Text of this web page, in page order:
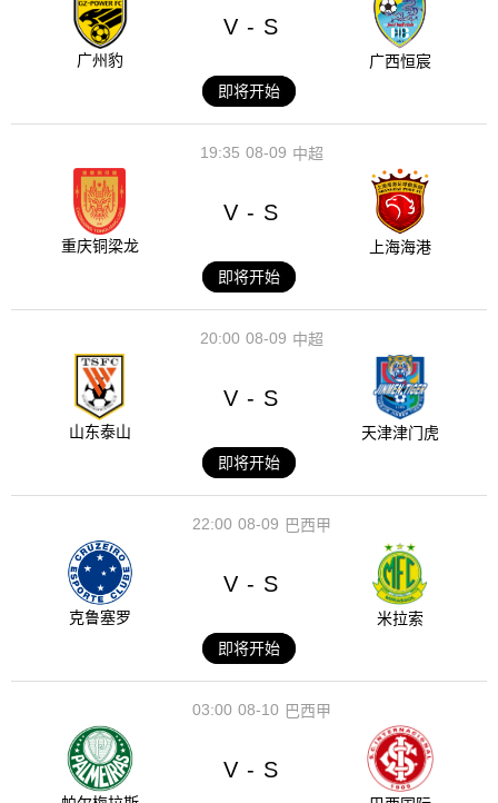
广州豹
V - S
广西恒宸
即将开始
08-09
19:35 中超
重庆铜梁龙
V - S
上海海港
即将开始
08-09
20:00 中超
山东泰山
V - S
天津津门虎
即将开始
08-09
22:00 巴西甲
克鲁塞罗
V - S
米拉索
即将开始
08-10
03:00 巴西甲
V - S